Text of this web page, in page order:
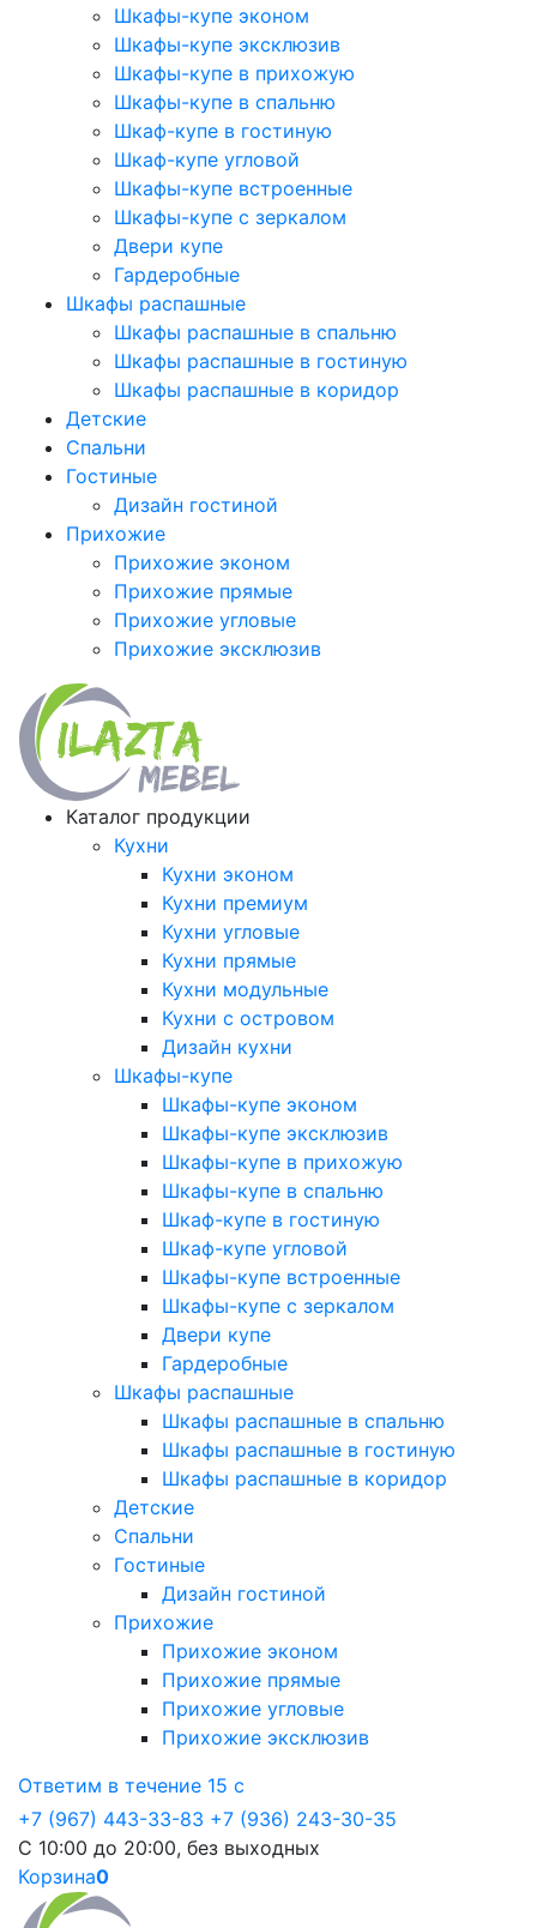
Шкафы-купе эконом
Шкафы-купе эксклюзив
Шкафы-купе в прихожую
Шкафы-купе в спальню
Шкаф-купе в гостиную
Шкаф-купе угловой
Шкафы-купе встроенные
Шкафы-купе с зеркалом
Двери купе
Гардеробные
Шкафы распашные
Шкафы распашные в спальню
Шкафы распашные в гостиную
Шкафы распашные в коридор
Детские
Спальни
Гостиные
Дизайн гостиной
Прихожие
Прихожие эконом
Прихожие прямые
Прихожие угловые
Прихожие эксклюзив
Каталог продукции
Кухни
Кухни эконом
Кухни премиум
Кухни угловые
Кухни прямые
Кухни модульные
Кухни с островом
Дизайн кухни
Шкафы-купе
Шкафы-купе эконом
Шкафы-купе эксклюзив
Шкафы-купе в прихожую
Шкафы-купе в спальню
Шкаф-купе в гостиную
Шкаф-купе угловой
Шкафы-купе встроенные
Шкафы-купе с зеркалом
Двери купе
Гардеробные
Шкафы распашные
Шкафы распашные в спальню
Шкафы распашные в гостиную
Шкафы распашные в коридор
Детские
Спальни
Гостиные
Дизайн гостиной
Прихожие
Прихожие эконом
Прихожие прямые
Прихожие угловые
Прихожие эксклюзив
Ответим в течение 15 с
+7 (967) 443-33-83 +7 (936) 243-30-35
С 10:00 до 20:00, без выходных
Корзина0